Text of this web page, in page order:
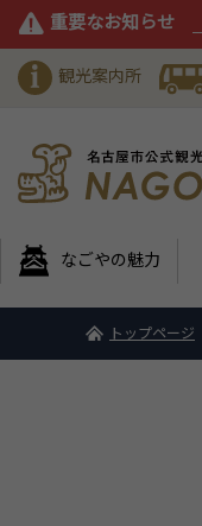
重要なお知らせ
観光案内所
なごやの魅力
トップページ